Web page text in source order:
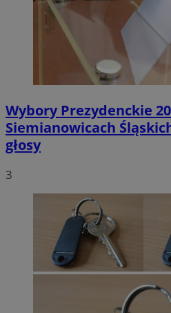
Wybory Prezydenckie
Siemianowicach
głosy
3